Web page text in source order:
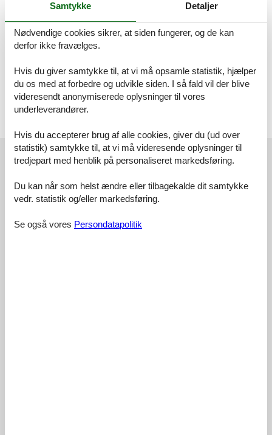
Bergblick. Schlafzimmer mit Doppelbett und Kleiderschrank.
Badewanne, separater Dusche, Waschbecken, WC, Toilettenpapier
und Fön.
WLAN.
Waschmaschine kann je nach Verfügbarkeit gegen Gebühr
mitbenutzt werden.
Eksterne anmeldelser
4,4
Samtykke Detaljer
Nødvendige cookies sikrer, at siden fungerer, og de kan
derfor ikke fravælges.
Hvis du giver samtykke til, at vi må opsamle statistik, hjælper
du os med at forbedre og udvikle siden. I så fald vil der blive
videresendt anonymiserede oplysninger til vores
underleverandører.
Hvis du accepterer brug af alle cookies, giver du (ud over
statistik) samtykke til, at vi må videresende oplysninger til
tredjepart med henblik på personaliseret markedsføring.
Du kan når som helst ændre eller tilbagekalde dit samtykke
vedr. statistik og/eller markedsføring.
Se også vores Persondatapolitik